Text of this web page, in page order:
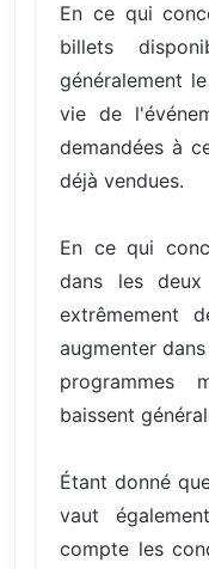
En ce qui
billets
généralement
vie de
demandées à
déjà vendues.
En ce qui
dans les
extrêmement
augmenter
programmes
baissent
Étant donné
vaut
compte les